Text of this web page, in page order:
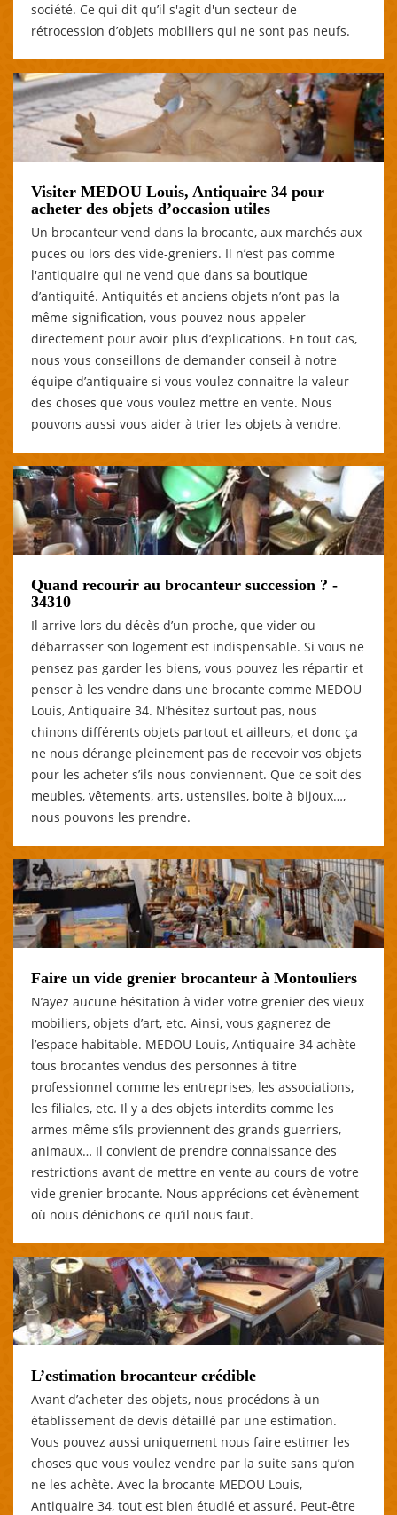
société. Ce qui dit qu’il s'agit d'un secteur de
rétrocession d’objets mobiliers qui ne sont pas neufs.
Visiter MEDOU Louis, Antiquaire 34 pour
acheter des objets d’occasion utiles
Un brocanteur vend dans la brocante, aux marchés aux
puces ou lors des vide-greniers. Il n’est pas comme
l'antiquaire qui ne vend que dans sa boutique
d’antiquité. Antiquités et anciens objets n’ont pas la
même signification, vous pouvez nous appeler
directement pour avoir plus d’explications. En tout cas,
nous vous conseillons de demander conseil à notre
équipe d’antiquaire si vous voulez connaitre la valeur
des choses que vous voulez mettre en vente. Nous
pouvons aussi vous aider à trier les objets à vendre.
Quand recourir au brocanteur succession ? -
34310
Il arrive lors du décès d’un proche, que vider ou
débarrasser son logement est indispensable. Si vous ne
pensez pas garder les biens, vous pouvez les répartir et
penser à les vendre dans une brocante comme MEDOU
Louis, Antiquaire 34. N’hésitez surtout pas, nous
chinons différents objets partout et ailleurs, et donc ça
ne nous dérange pleinement pas de recevoir vos objets
pour les acheter s’ils nous conviennent. Que ce soit des
meubles, vêtements, arts, ustensiles, boite à bijoux…,
nous pouvons les prendre.
Faire un vide grenier brocanteur à Montouliers
N’ayez aucune hésitation à vider votre grenier des vieux
mobiliers, objets d’art, etc. Ainsi, vous gagnerez de
l’espace habitable. MEDOU Louis, Antiquaire 34 achète
tous brocantes vendus des personnes à titre
professionnel comme les entreprises, les associations,
les filiales, etc. Il y a des objets interdits comme les
armes même s’ils proviennent des grands guerriers,
animaux… Il convient de prendre connaissance des
restrictions avant de mettre en vente au cours de votre
vide grenier brocante. Nous apprécions cet évènement
où nous dénichons ce qu’il nous faut.
L’estimation brocanteur crédible
Avant d’acheter des objets, nous procédons à un
établissement de devis détaillé par une estimation.
Vous pouvez aussi uniquement nous faire estimer les
choses que vous voulez vendre par la suite sans qu’on
ne les achète. Avec la brocante MEDOU Louis,
Antiquaire 34, tout est bien étudié et assuré. Peut-être